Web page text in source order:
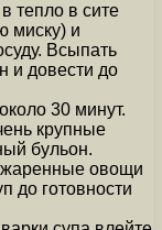
тепло в сите
миску) и
Всыпать
и довести до
30 минут.
крупные
бульон.
овощи
до готовности